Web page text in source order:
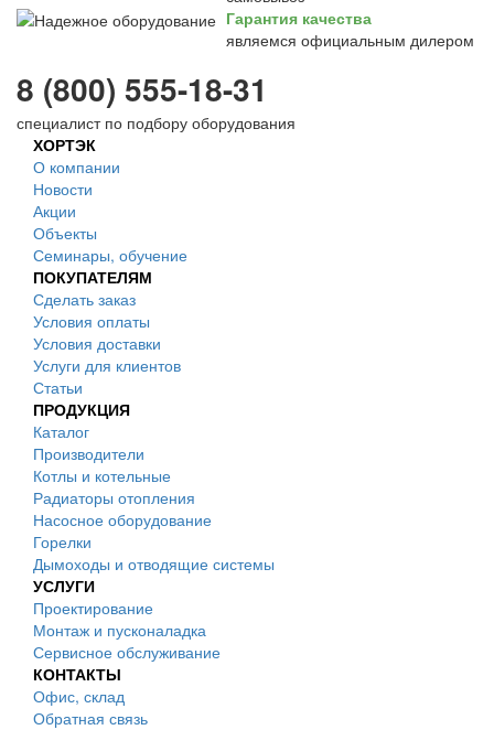
Гарантия качества
являемся официальным дилером
8 (800) 555-18-31
специалист по подбору оборудования
ХОРТЭК
О компании
Новости
Акции
Объекты
Семинары, обучение
ПОКУПАТЕЛЯМ
Сделать заказ
Условия оплаты
Условия доставки
Услуги для клиентов
Статьи
ПРОДУКЦИЯ
Каталог
Производители
Котлы и котельные
Радиаторы отопления
Насосное оборудование
Горелки
Дымоходы и отводящие системы
УСЛУГИ
Проектирование
Монтаж и пусконаладка
Сервисное обслуживание
КОНТАКТЫ
Офис, склад
Обратная связь